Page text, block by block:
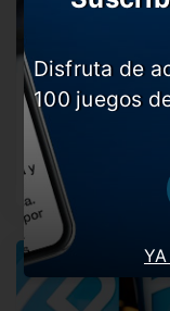
¿Qué será del
El arquero italiano
Saint…
Disfruta de
100 juegos